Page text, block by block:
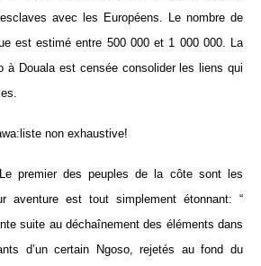
avec les Européens. Le nombre de
est estimé entre 500 000 et 1 000 000. La
à Douala est censée consolider les liens qui
non exhaustive!
Le premier des peuples de la côte sont les
aventure est tout simplement étonnant: “
suite au déchaînement des éléments dans
d’un certain Ngoso, rejetés au fond du